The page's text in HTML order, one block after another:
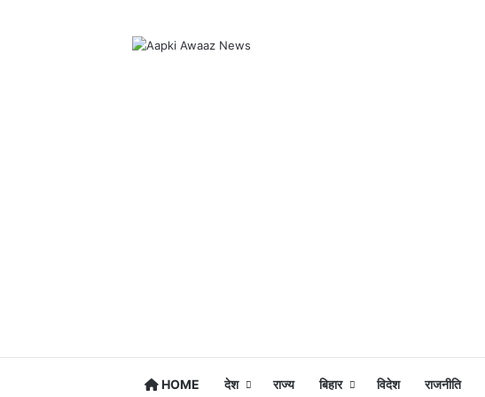
HOME देश राज्य बिहार विदेश राजनीति